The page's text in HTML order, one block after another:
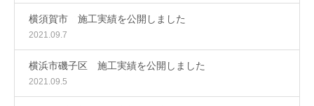
横須賀市 施工実績を公開しました
2021.09.7
横浜市磯子区 施工実績を公開しました
2021.09.5